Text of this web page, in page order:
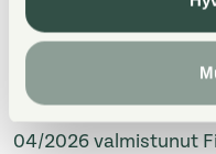
have the opportunity
apartments, you can
04/2026 valmistunut